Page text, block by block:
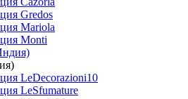
Gredos
Mariola
Monti
LeDecorazioni10
LeSfumature